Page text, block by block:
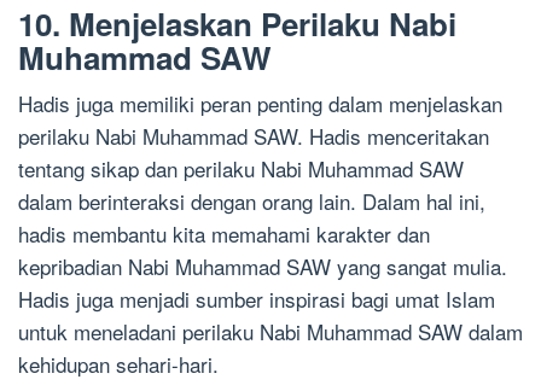
10. Menjelaskan Perilaku Nabi
Muhammad SAW
Hadis juga memiliki peran penting dalam menjelaskan
perilaku Nabi Muhammad SAW. Hadis menceritakan
tentang sikap dan perilaku Nabi Muhammad SAW
dalam berinteraksi dengan orang lain. Dalam hal ini,
hadis membantu kita memahami karakter dan
kepribadian Nabi Muhammad SAW yang sangat mulia.
Hadis juga menjadi sumber inspirasi bagi umat Islam
untuk meneladani perilaku Nabi Muhammad SAW dalam
kehidupan sehari-hari.